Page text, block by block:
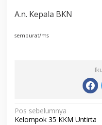
A.n. Kepala BKN
semburat/ms
Navigasi
Pos sebelumnya
Kelompok 35 KKM Untirta